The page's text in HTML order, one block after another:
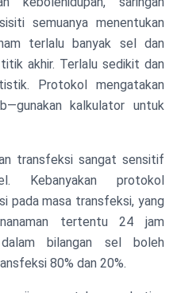
semuanya menentukan
terlalu banyak sel dan
akhir. Terlalu sedikit dan
Protokol mengatakan
kalkulator untuk
transfeksi sangat sensitif
Kebanyakan protokol
pada masa transfeksi, yang
tertentu 24 jam
bilangan sel boleh
80% dan 20%.